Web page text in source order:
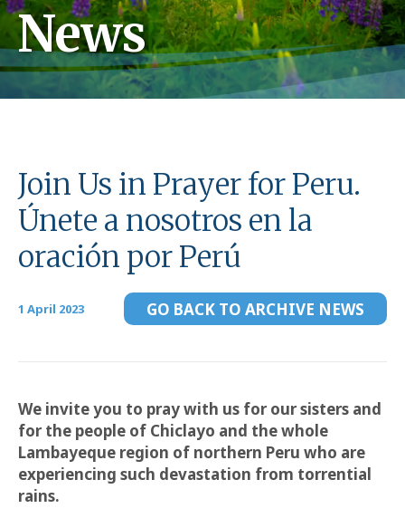
News
Join Us in Prayer for Peru.
Únete a nosotros en la
oración por Perú
1 April 2023 GO BACK TO ARCHIVE NEWS
We invite you to pray with us for our sisters and
for the people of Chiclayo and the whole
Lambayeque region of northern Peru who are
experiencing such devastation from torrential
rains.